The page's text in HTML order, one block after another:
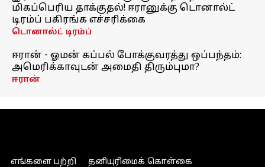
மிகப்பெரிய தாக்குதல்! ஈரானுக்கு டொனால்ட்
டிரம்ப் பகிரங்க எச்சரிக்கை
டொனால்ட் டிரம்ப்
ஈரான் - ஓமன் கப்பல் போக்குவரத்து ஒப்பந்தம்:
அமெரிக்காவுடன் அமைதி திரும்புமா?
ஈரான்
எங்களை பற்றி தனியுரிமைக் கொள்கை